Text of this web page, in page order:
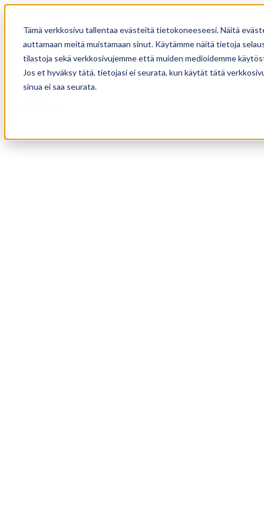
Tämä verkkosivu tallentaa evästeitä tietokoneeseesi. Näitä
auttamaan meitä muistamaan sinut. Käytämme näitä tietoja
tilastoja sekä verkkosivujemme että muiden medioidemme
Jos et hyväksy tätä, tietojasi ei seurata, kun käytät tätä
sinua ei saa seurata.